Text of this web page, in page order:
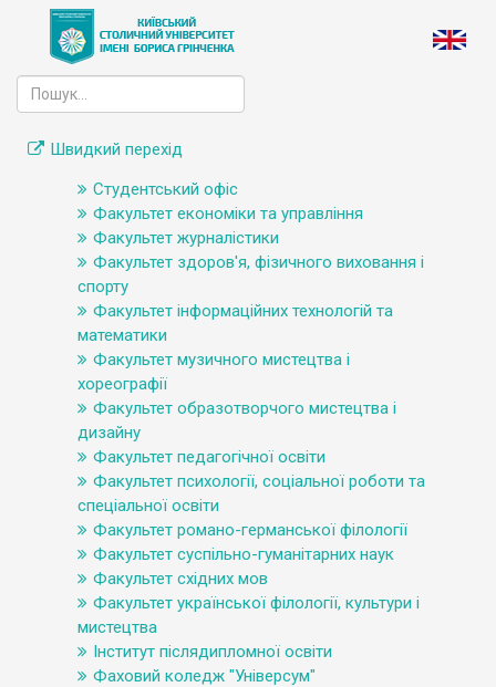
Швидкий перехід
Студентський офіс
Факультет економіки та управління
Факультет журналістики
Факультет здоров'я, фізичного виховання і
спорту
Факультет інформаційних технологій та
математики
Факультет музичного мистецтва і
хореографії
Факультет образотворчого мистецтва і
дизайну
Факультет педагогічної освіти
Факультет психології, соціальної роботи та
спеціальної освіти
Факультет романо-германської філології
Факультет суспільно-гуманітарних наук
Факультет східних мов
Факультет української філології, культури і
мистецтва
Інститут післядипломної освіти
Фаховий коледж "Універсум"